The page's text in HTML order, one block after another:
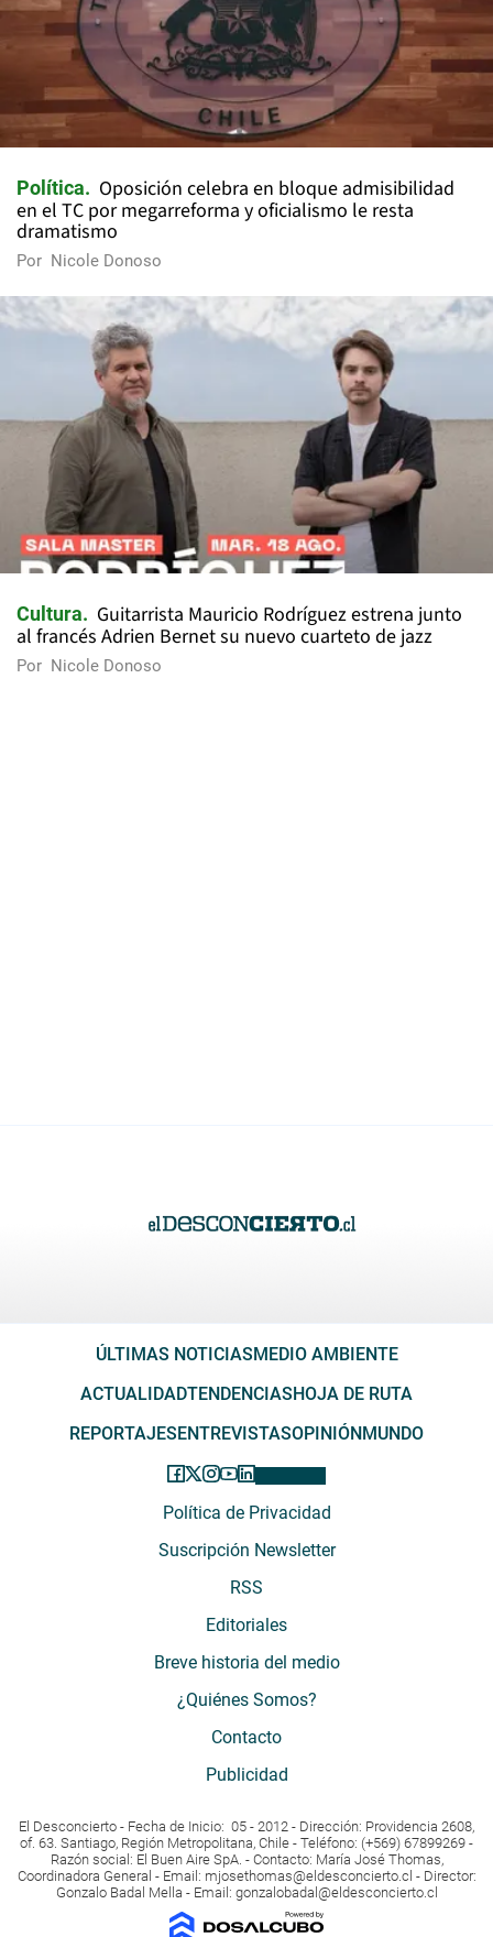
Política
Oposición celebra en bloque admisibilidad
en el TC por megarreforma y oficialismo le resta
dramatismo
Por Nicole Donoso
Cultura
Guitarrista Mauricio Rodríguez estrena junto
al francés Adrien Bernet su nuevo cuarteto de jazz
Por Nicole Donoso
ÚLTIMAS NOTICIAS MEDIO AMBIENTE
ACTUALIDADTENDENCIAS HOJA DE RUTA
REPORTAJES ENTREVISTASOPINIÓN MUNDO
Política de Privacidad
Suscripción Newsletter
RSS
Editoriales
Breve historia del medio
¿Quiénes Somos?
Contacto
Publicidad
El Desconcierto - Fecha de Inicio: 05 - 2012 - Dirección: Providencia 2608,
of. 63. Santiago, Región Metropolitana, Chile - Teléfono: (+569) 67899269 -
Razón social: El Buen Aire SpA. - Contacto: María José Thomas,
Coordinadora General - Email: mjosethomas@eldesconcierto.cl - Director:
Gonzalo Badal Mella - Email: gonzalobadal@eldesconcierto.cl